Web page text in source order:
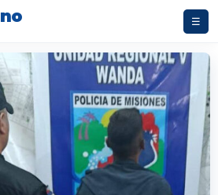
☰